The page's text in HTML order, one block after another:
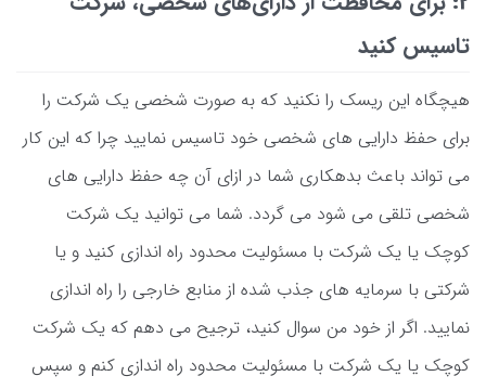
تاسیس کنید
هیچگاه این ریسک را نکنید که به صورت شخصی یک شرکت را
برای حفظ دارایی های شخصی خود تاسیس نمایید چرا که این کار
می تواند باعث بدهکاری شما در ازای آن چه حفظ دارایی های
شخصی تلقی می شود می گردد. شما می توانید یک شرکت
کوچک یا یک شرکت با مسئولیت محدود راه اندازی کنید و یا
شرکتی با سرمایه های جذب شده از منابع خارجی را راه اندازی
نمایید. اگر از خود من سوال کنید، ترجیح می دهم که یک شرکت
کوچک یا یک شرکت با مسئولیت محدود راه اندازی کنم و سپس